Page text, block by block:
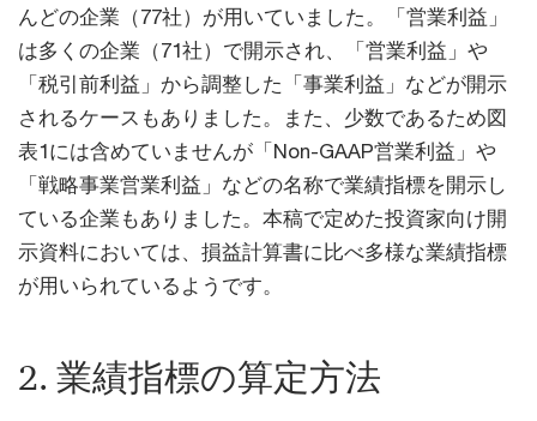
んどの企業（77社）が用いていました。「営業利益」
は多くの企業（71社）で開示され、「営業利益」や
「税引前利益」から調整した「事業利益」などが開示
されるケースもありました。また、少数であるため図
表1には含めていませんが「Non-GAAP営業利益」や
「戦略事業営業利益」などの名称で業績指標を開示し
ている企業もありました。本稿で定めた投資家向け開
示資料においては、損益計算書に比べ多様な業績指標
が用いられているようです。
2. 業績指標の算定方法